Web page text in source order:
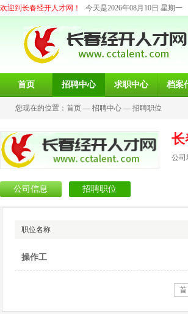
欢迎到长春经开人才网！ 今天是2026年08月10日 星期一
首页 招聘中心 求职中心 档案
您现在的位置： 首页 — 招聘中心 — 招聘职位
长
公司
公司信息 招聘职位
职位名称
操作工